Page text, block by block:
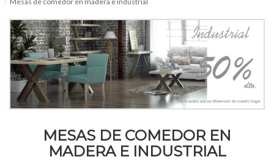
MESAS DE COMEDOR EN
MADERA E INDUSTRIAL